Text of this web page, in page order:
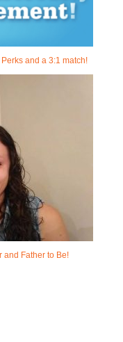
and a 3:1 match!
and Father to Be!